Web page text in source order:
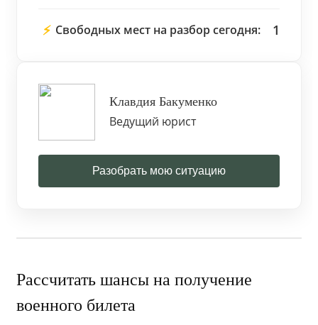
⚡ Свободных мест на разбор сегодня: 1
Клавдия Бакуменко
Ведущий юрист
Разобрать мою ситуацию
Рассчитать шансы на получение
военного билета